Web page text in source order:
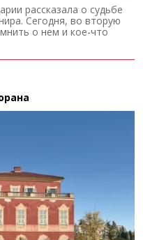
рассказала о судьбе
Сегодня, во вторую
о нем и кое-что